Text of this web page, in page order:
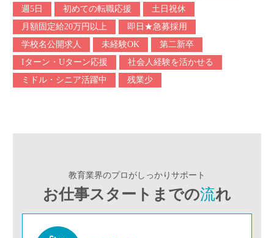
週5日
初めての転職応援
土日祝休
月額固定給20万円以上
即日★急募採用
学校名公開求人
未経験OK
第二新卒
Iターン・Uターン応援
社会人経験を活かせる
ミドル・シニア活躍中
残業少
教育業界のプロがしっかりサポート
お仕事スタートまでの流れ